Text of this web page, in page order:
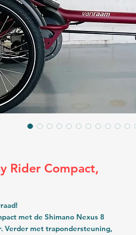
Rider Compact,
met de Shimano Nexus 8
Verder met trapondersteuning,